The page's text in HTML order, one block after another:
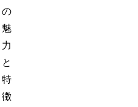
の
魅
力
と
特
徴